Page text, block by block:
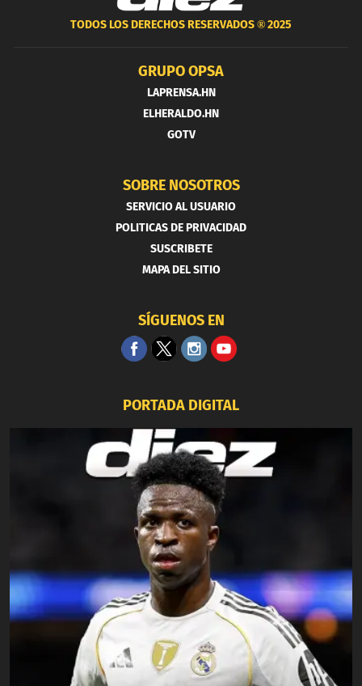
TODOS LOS DERECHOS RESERVADOS ®2025
GRUPO OPSA
LAPRENSA.HN
ELHERALDO.HN
GOTV
SOBRE NOSOTROS
SERVICIO AL USUARIO
POLITICAS DE PRIVACIDAD
SUSCRIBETE
MAPA DEL SITIO
SÍGUENOS EN
PORTADA DIGITAL